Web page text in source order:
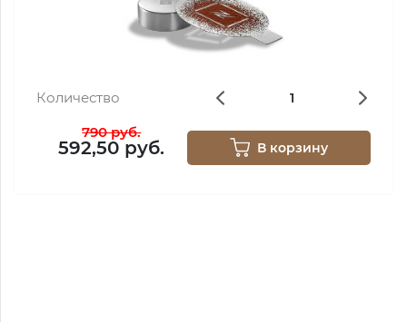
Количество
790 руб.
592,50 руб. В корзину